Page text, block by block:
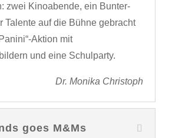
zwei Kinoabende, ein Bunter-
Talente auf die Bühne gebracht
Aktion mit
und eine Schulparty.
Dr. Monika Christoph
goes M&Ms